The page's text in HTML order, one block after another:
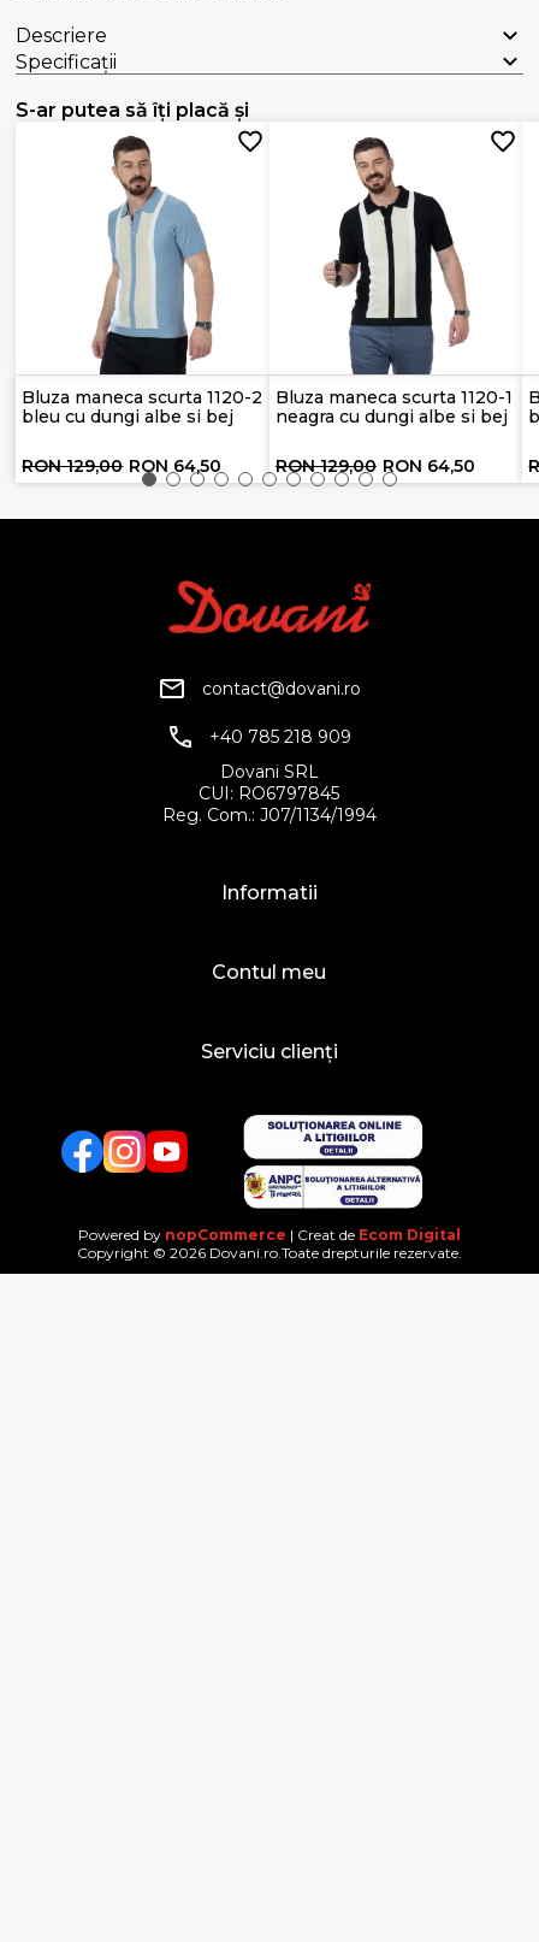
Descriere
Specificații
S-ar putea să îți placă și
Bluza maneca scurta 1120-2
bleu cu dungi albe si bej
RON 129,00 RON 64,50
Bluza maneca scurta 1120-1
neagra cu dungi albe si bej
RON 129,00 RON 64,50
contact@dovani.ro
+40 785 218 909
Dovani SRL
CUI: RO6797845
Reg. Com.: J07/1134/1994
Informatii
Contul meu
Serviciu clienți
FacebookTwitterYouTube
Powered by nopCommerce | Creat de Ecom Digital
Copyright © 2026 Dovani.ro.Toate drepturile rezervate.